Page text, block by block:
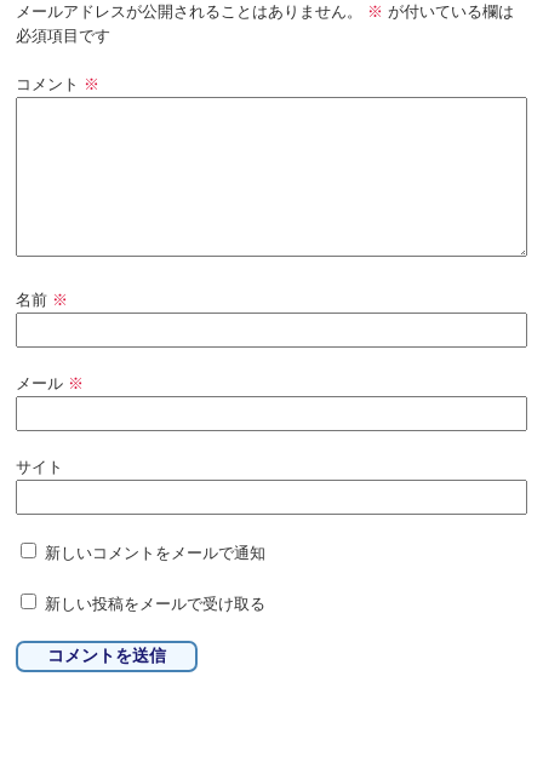
メールアドレスが公開されることはありません。 ※ が付いている欄は
必須項目です
コメント ※
名前 ※
メール ※
サイト
新しいコメントをメールで通知
新しい投稿をメールで受け取る